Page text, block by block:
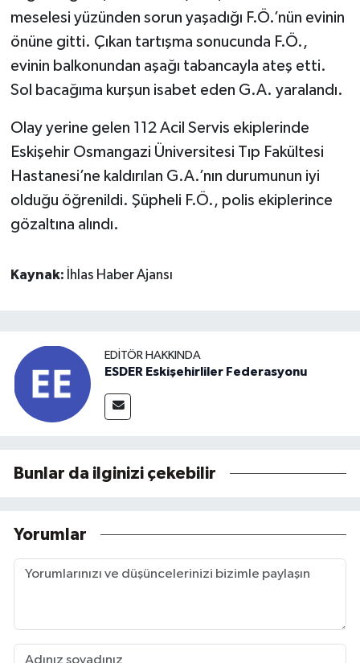
meselesi yüzünden sorun yaşadığı F.Ö.’nün evinin
önüne gitti. Çıkan tartışma sonucunda F.Ö.,
evinin balkonundan aşağı tabancayla ateş etti.
Sol bacağıma kurşun isabet eden G.A. yaralandı.
Olay yerine gelen 112 Acil Servis ekiplerinde
Eskişehir Osmangazi Üniversitesi Tıp Fakültesi
Hastanesi’ne kaldırılan G.A.’nın durumunun iyi
olduğu öğrenildi. Şüpheli F.Ö., polis ekiplerince
gözaltına alındı.
Kaynak: İhlas Haber Ajansı
EDITÖR HAKKINDA
ESDER Eskişehirliler Federasyonu
Bunlar da ilginizi çekebilir
Yorumlar